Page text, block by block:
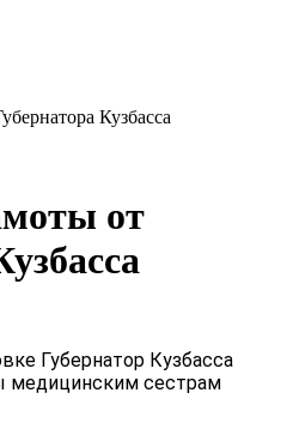
Кузбасса
от
Губернатор Кузбасса
медицинским сестрам